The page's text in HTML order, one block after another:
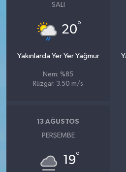
SALI
20°
Yakınlarda Yer Yer Yağmur
Nem: %85
Rüzgar: 3.50 m/s
13 AĞUSTOS
PERŞEMBE
19°